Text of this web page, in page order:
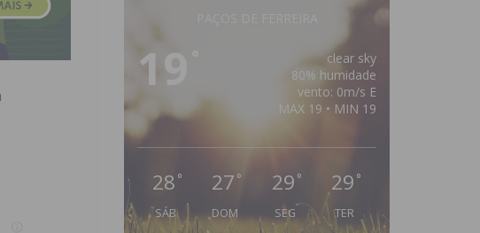
19
clear sky
80% humidade
vento: 0m/s E
MAX 19 • MIN 19
28 °
SÁB
27 °
DOM
29 °
SEG
29 °
TER